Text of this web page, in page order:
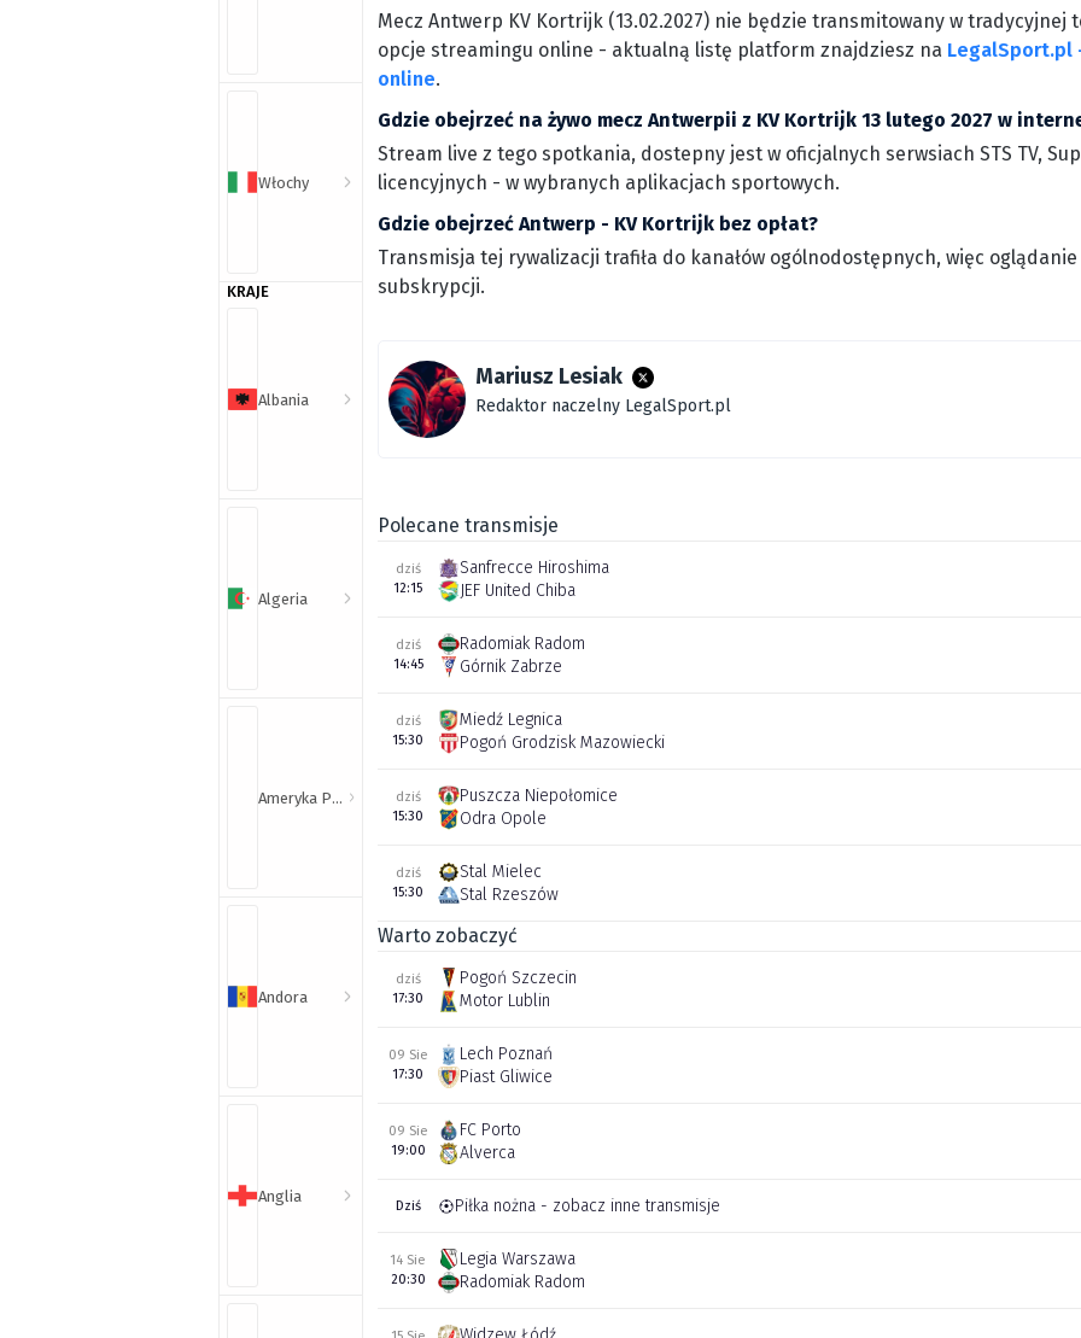
Włochy
KRAJE
Albania
Algeria
Ameryka Północna i Południowa
Andora
Anglia
Mecz Antwerp KV Kortrijk (13.02.2027) nie będzie transmitowany w
opcje streamingu online - aktualną listę platform znajdziesz na LegalSport.pl
online.
Gdzie obejrzeć na żywo mecz Antwerpii z KV Kortrijk 13 lutego 2027 w
Stream live z tego spotkania, dostepny jest w oficjalnych serwsiach STS TV,
licencyjnych - w wybranych aplikacjach sportowych.
Gdzie obejrzeć Antwerp - KV Kortrijk bez opłat?
Transmisja tej rywalizacji trafiła do kanałów ogólnodostępnych, więc
subskrypcji.
Mariusz Lesiak
Redaktor naczelny LegalSport.pl
Polecane transmisje
dziś
12:15
Sanfrecce Hiroshima
JEF United Chiba
dziś
14:45
Radomiak Radom
Górnik Zabrze
dziś
15:30
Miedź Legnica
Pogoń Grodzisk Mazowiecki
dziś
15:30
Puszcza Niepołomice
Odra Opole
dziś
15:30
Stal Mielec
Stal Rzeszów
Warto zobaczyć
dziś
17:30
Pogoń Szczecin
Motor Lublin
09 Sie
17:30
Lech Poznań
Piast Gliwice
09 Sie
19:00
FC Porto
Alverca
Dziś Piłka nożna - zobacz inne transmisje
14 Sie
20:30
Legia Warszawa
Radomiak Radom